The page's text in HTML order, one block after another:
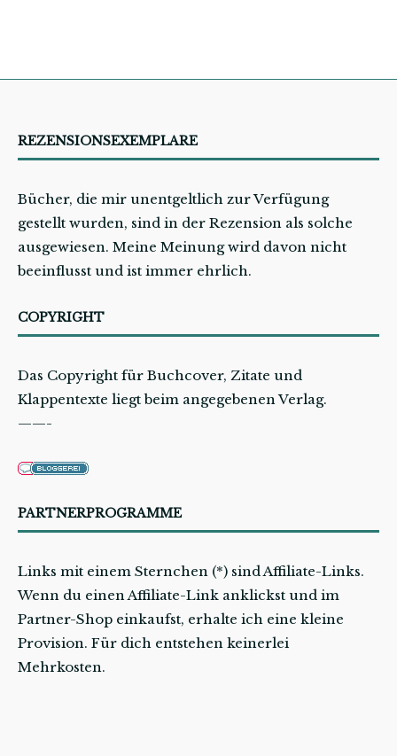
REZENSIONSEXEMPLARE
Bücher, die mir unentgeltlich zur Verfügung
gestellt wurden, sind in der Rezension als solche
ausgewiesen. Meine Meinung wird davon nicht
beeinflusst und ist immer ehrlich.
COPYRIGHT
Das Copyright für Buchcover, Zitate und
Klappentexte liegt beim angegebenen Verlag.
——-
PARTNERPROGRAMME
Links mit einem Sternchen (*) sind Affiliate-Links.
Wenn du einen Affiliate-Link anklickst und im
Partner-Shop einkaufst, erhalte ich eine kleine
Provision. Für dich entstehen keinerlei
Mehrkosten.